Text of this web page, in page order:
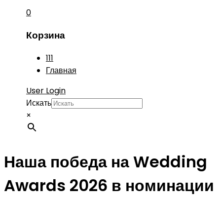
0
Корзина
111
Главная
User Login
Искать
×
Наша победа на Wedding
Awards 2026 в номинации